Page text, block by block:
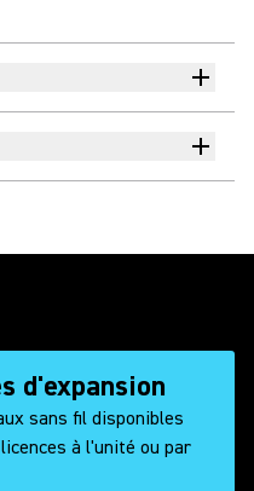
d'expansion
sans fil disponibles
à l'unité ou par